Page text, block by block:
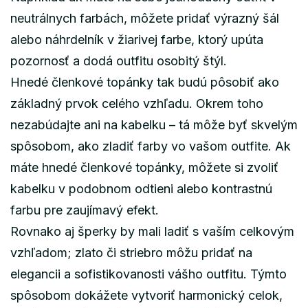
neutrálnych farbách, môžete pridať výrazný šál
alebo náhrdelník v žiarivej farbe, ktorý upúta
pozornosť a dodá outfitu osobitý štýl.
Hnedé členkové topánky tak budú pôsobiť ako
základný prvok celého vzhľadu. Okrem toho
nezabúdajte ani na kabelku – tá môže byť skvelým
spôsobom, ako zladiť farby vo vašom outfite. Ak
máte hnedé členkové topánky, môžete si zvoliť
kabelku v podobnom odtieni alebo kontrastnú
farbu pre zaujímavý efekt.
Rovnako aj šperky by mali ladiť s vaším celkovým
vzhľadom; zlato či striebro môžu pridať na
elegancii a sofistikovanosti vášho outfitu. Týmto
spôsobom dokážete vytvoriť harmonický celok,